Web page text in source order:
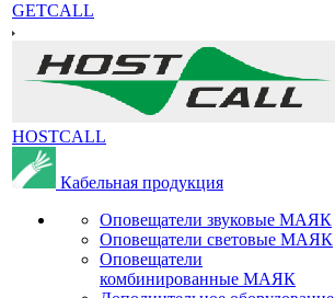
GETCALL
HOSTCALL
Кабельная продукция
Оповещатели звуковые МАЯК
Оповещатели световые МАЯК
Оповещатели
комбинированные МАЯК